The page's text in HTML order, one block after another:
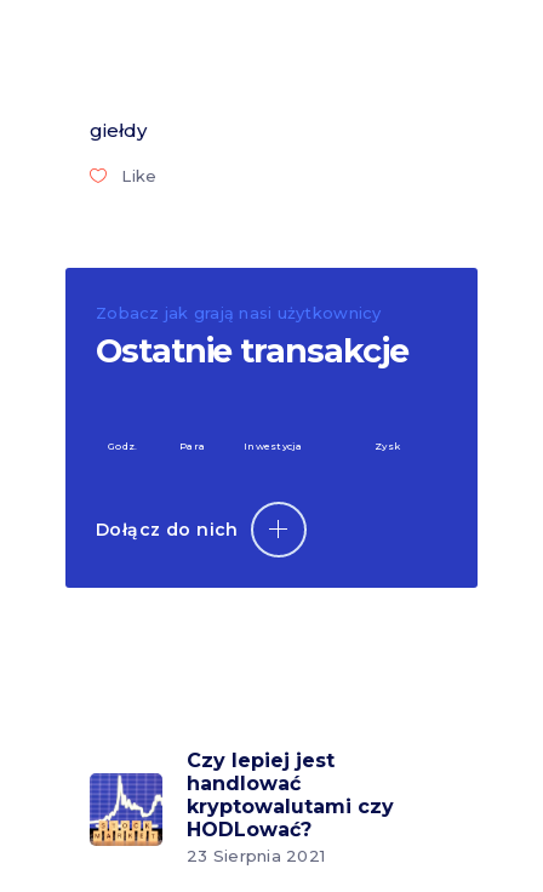
giełdy
Like
Zobacz jak grają nasi użytkownicy
Ostatnie transakcje
Godz. Para Inwestycja Zysk
Dołącz do nich
Czy lepiej jest
handlować
kryptowalutami czy
HODLować?
23 Sierpnia 2021